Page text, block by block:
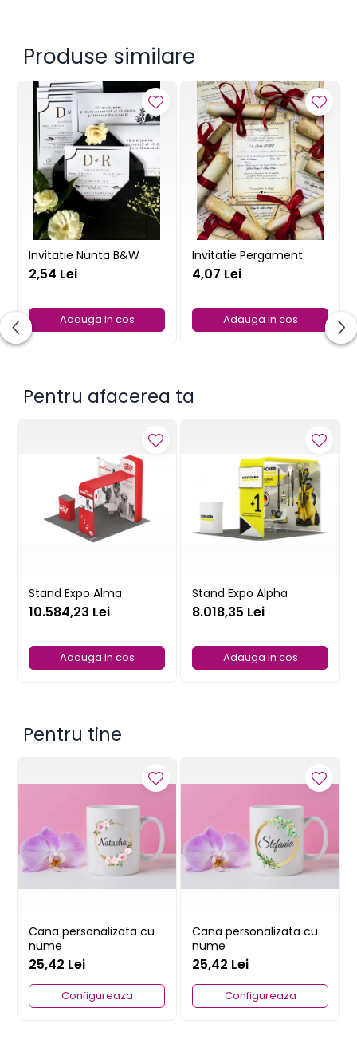
Produse similare
Invitatie Nunta B&W
2,54 Lei
Adauga in cos
Invitatie Pergament
4,07 Lei
Adauga in cos
Pentru afacerea ta
Stand Expo Alma
10.584,23 Lei
Adauga in cos
Stand Expo Alpha
8.018,35 Lei
Adauga in cos
Pentru tine
Cana personalizata cu
nume
25,42 Lei
Configureaza
Cana personalizata cu
nume
25,42 Lei
Configureaza